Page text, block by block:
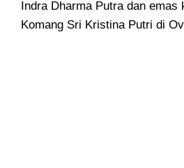
Indra Dharma Putra dan emas
Komang Sri Kristina Putri di